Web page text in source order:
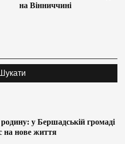
на Вінниччині
у Бершадській громаді
на нове життя